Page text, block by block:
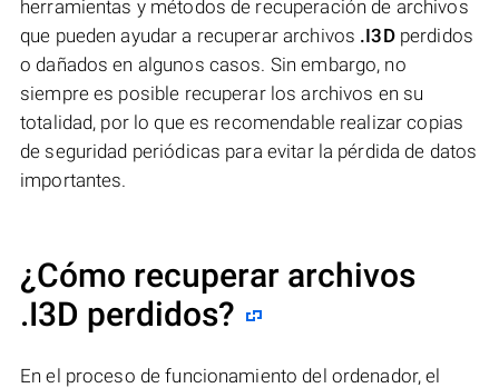
herramientas y métodos de recuperación de archivos
que pueden ayudar a recuperar archivos .I3Dperdidos
o dañados en algunos casos. Sin embargo, no
siempre es posible recuperar los archivos en su
totalidad, por lo que es recomendable realizar copias
de seguridad periódicas para evitar la pérdida de datos
importantes.
¿Cómo recuperar archivos
.I3D perdidos?
En el proceso de funcionamiento del ordenador, el